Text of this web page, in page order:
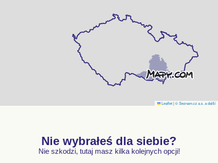
Leaflet|© Seznam.cz a.s. a další
Nie wybrałeś dla siebie?
Nie szkodzi, tutaj masz kilka kolejnych opcji!